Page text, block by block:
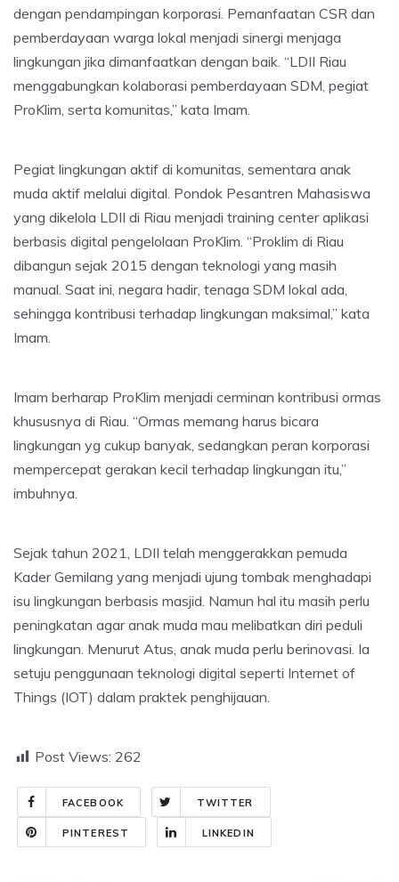
dengan pendampingan korporasi. Pemanfaatan CSR dan
pemberdayaan warga lokal menjadi sinergi menjaga
lingkungan jika dimanfaatkan dengan baik. “LDII Riau
menggabungkan kolaborasi pemberdayaan SDM, pegiat
ProKlim, serta komunitas,” kata Imam.
Pegiat lingkungan aktif di komunitas, sementara anak
muda aktif melalui digital. Pondok Pesantren Mahasiswa
yang dikelola LDII di Riau menjadi training center aplikasi
berbasis digital pengelolaan ProKlim. “Proklim di Riau
dibangun sejak 2015 dengan teknologi yang masih
manual. Saat ini, negara hadir, tenaga SDM lokal ada,
sehingga kontribusi terhadap lingkungan maksimal,” kata
Imam.
Imam berharap ProKlim menjadi cerminan kontribusi ormas
khususnya di Riau. “Ormas memang harus bicara
lingkungan yg cukup banyak, sedangkan peran korporasi
mempercepat gerakan kecil terhadap lingkungan itu,”
imbuhnya.
Sejak tahun 2021, LDII telah menggerakkan pemuda
Kader Gemilang yang menjadi ujung tombak menghadapi
isu lingkungan berbasis masjid. Namun hal itu masih perlu
peningkatan agar anak muda mau melibatkan diri peduli
lingkungan. Menurut Atus, anak muda perlu berinovasi. Ia
setuju penggunaan teknologi digital seperti Internet of
Things (IOT) dalam praktek penghijauan.
Post Views: 262
FACEBOOK TWITTER
PINTEREST LINKEDIN